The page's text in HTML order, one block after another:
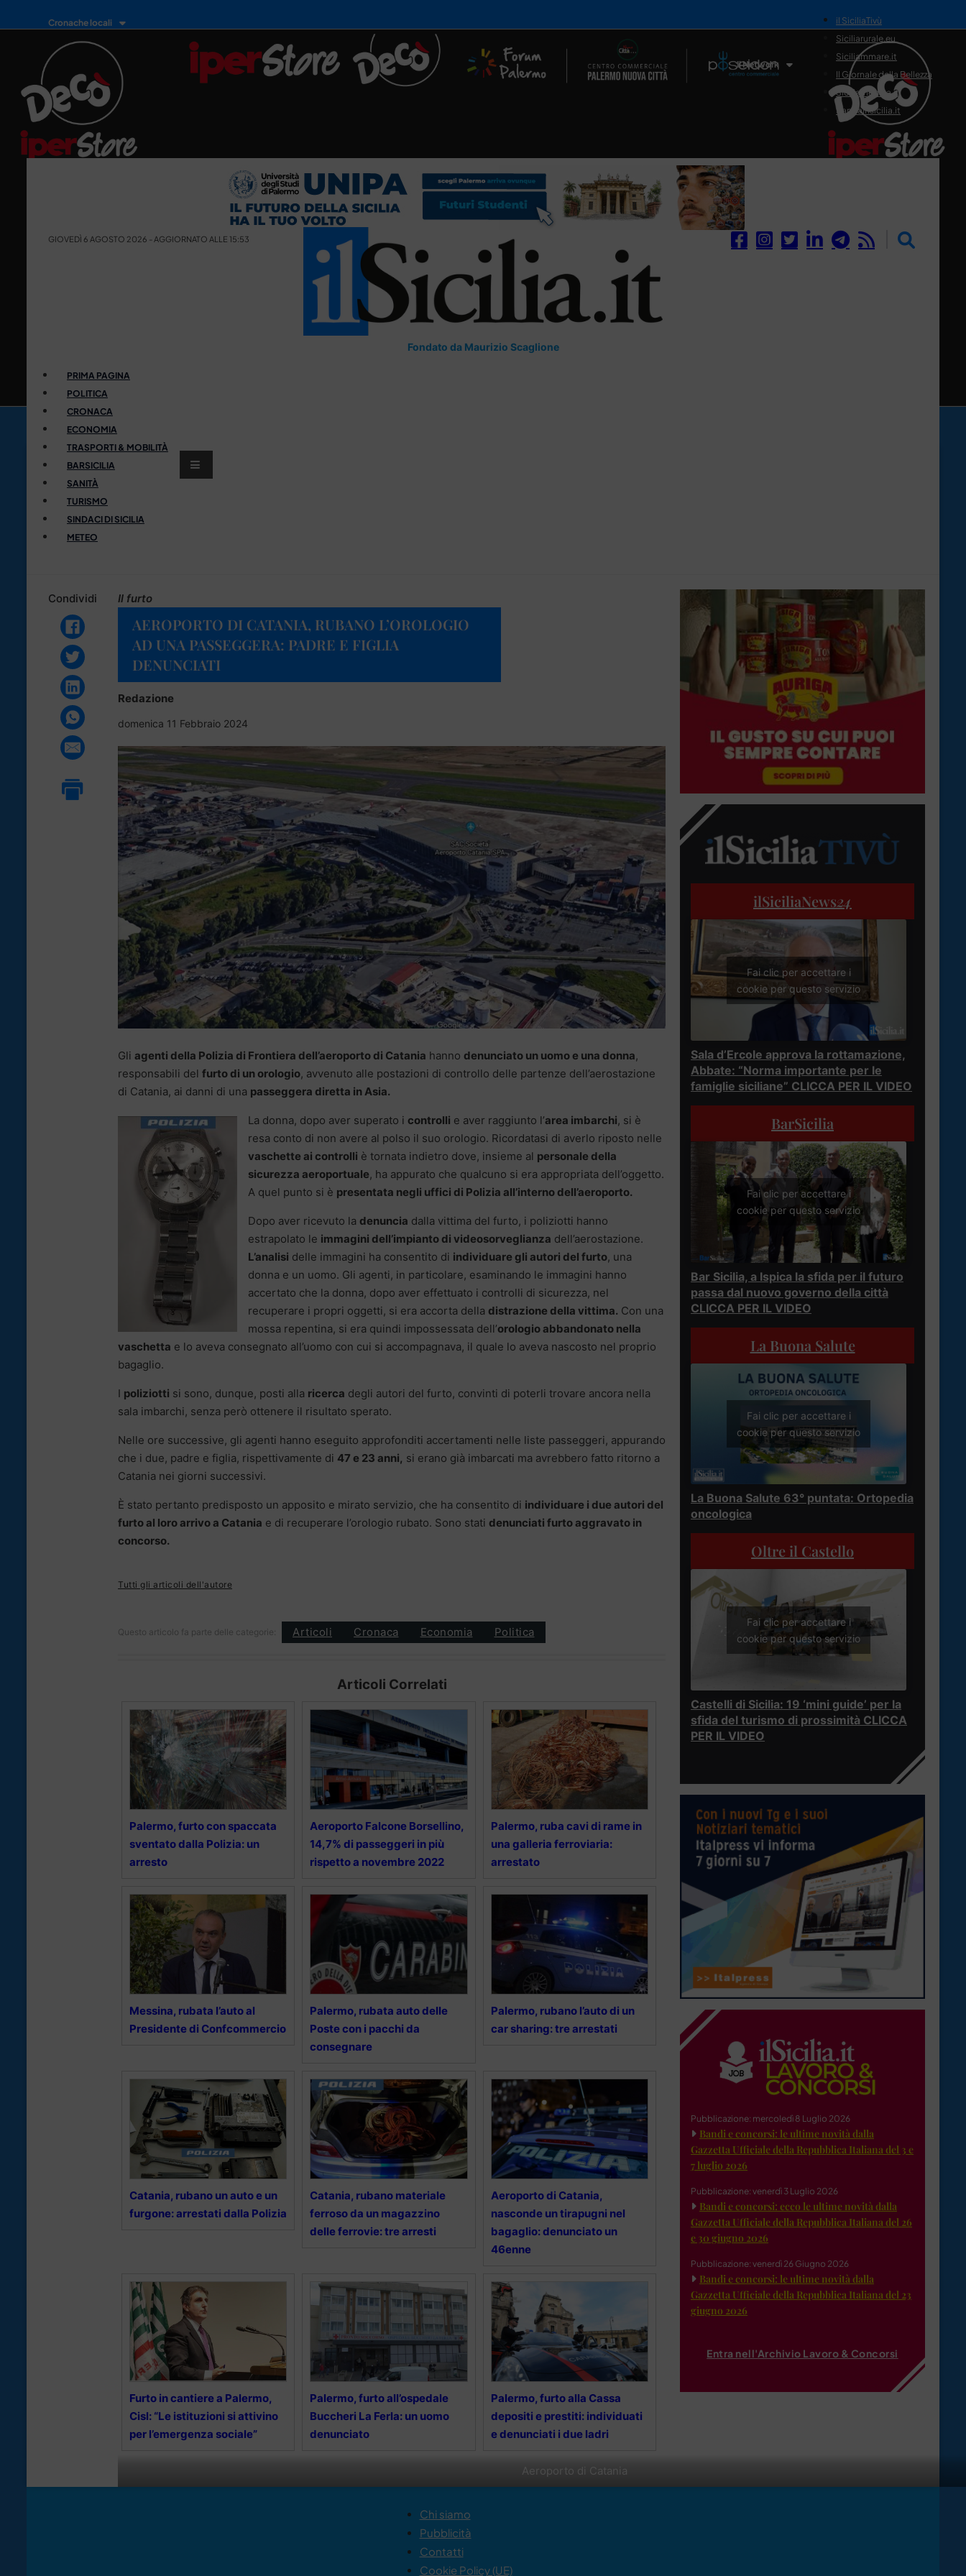
Cronache locali
Il Network
il SiciliaTivù
Siciliarurale.eu
Siciliammare.it
Il Giornale della Bellezza
Siciliamedica.it
Sanitainsicilia.it
GIOVEDÌ 6 AGOSTO 2026 - AGGIORNATO ALLE 15:53
Fondato da Maurizio Scaglione
PRIMA PAGINA
POLITICA
CRONACA
ECONOMIA
TRASPORTI & MOBILITÀ
BARSICILIA
SANITÀ
TURISMO
SINDACI DI SICILIA
METEO
Condividi Il furto
AEROPORTO DI CATANIA, RUBANO L’OROLOGIO
AD UNA PASSEGGERA: PADRE E FIGLIA
DENUNCIATI
Redazione
domenica 11 Febbraio 2024
Aeroporto di Catania
Gli agenti della Polizia di Frontiera dell’aeroporto di Catania hanno denunciato un uomo e una donna,
responsabili del furto di un orologio, avvenuto alle postazioni di controllo delle partenze dell’aerostazione
di Catania, ai danni di una passeggera diretta in Asia.
La donna, dopo aver superato i controlli e aver raggiunto l’area imbarchi, si è
resa conto di non avere al polso il suo orologio. Ricordatasi di averlo riposto nelle
vaschette ai controlli è tornata indietro dove, insieme al personale della
sicurezza aeroportuale, ha appurato che qualcuno si era appropriata dell’oggetto.
A quel punto si è presentata negli uffici di Polizia all’interno dell’aeroporto.
Dopo aver ricevuto la denuncia dalla vittima del furto, i poliziotti hanno
estrapolato le immagini dell’impianto di videosorveglianza dell’aerostazione.
L’analisi delle immagini ha consentito di individuare gli autori del furto, una
donna e un uomo. Gli agenti, in particolare, esaminando le immagini hanno
accertato che la donna, dopo aver effettuato i controlli di sicurezza, nel
recuperare i propri oggetti, si era accorta della distrazione della vittima. Con una
mossa repentina, si era quindi impossessata dell’orologio abbandonato nella
vaschetta e lo aveva consegnato all’uomo con cui si accompagnava, il quale lo aveva nascosto nel proprio
bagaglio.
I poliziotti si sono, dunque, posti alla ricerca degli autori del furto, convinti di poterli trovare ancora nella
sala imbarchi, senza però ottenere il risultato sperato.
Nelle ore successive, gli agenti hanno eseguito approfonditi accertamenti nelle liste passeggeri, appurando
che i due, padre e figlia, rispettivamente di 47 e 23 anni, si erano già imbarcati ma avrebbero fatto ritorno a
Catania nei giorni successivi.
È stato pertanto predisposto un apposito e mirato servizio, che ha consentito di individuare i due autori del
furto al loro arrivo a Catania e di recuperare l’orologio rubato. Sono stati denunciati furto aggravato in
concorso.
Tutti gli articoli dell'autore
Questo articolo fa parte delle categorie: Articoli Cronaca Economia Politica
Articoli Correlati
Palermo, furto con spaccata
sventato dalla Polizia: un
arresto
Aeroporto Falcone Borsellino,
14,7% di passeggeri in più
rispetto a novembre 2022
Palermo, ruba cavi di rame in
una galleria ferroviaria:
arrestato
Messina, rubata l’auto al
Presidente di Confcommercio
Palermo, rubata auto delle
Poste con i pacchi da
consegnare
Palermo, rubano l’auto di un
car sharing: tre arrestati
Catania, rubano un auto e un
furgone: arrestati dalla Polizia
Catania, rubano materiale
ferroso da un magazzino
delle ferrovie: tre arresti
Aeroporto di Catania,
nasconde un tirapugni nel
bagaglio: denunciato un
46enne
Furto in cantiere a Palermo,
Cisl: “Le istituzioni si attivino
per l’emergenza sociale”
Palermo, furto all’ospedale
Buccheri La Ferla: un uomo
denunciato
Palermo, furto alla Cassa
depositi e prestiti: individuati
e denunciati i due ladri
ilSiciliaNews24
Fai clic per accettare i
cookie per questo servizio
Sala d’Ercole approva la rottamazione,
Abbate: “Norma importante per le
famiglie siciliane” CLICCA PER IL VIDEO
BarSicilia
Fai clic per accettare i
cookie per questo servizio
Bar Sicilia, a Ispica la sfida per il futuro
passa dal nuovo governo della città
CLICCA PER IL VIDEO
La Buona Salute
Fai clic per accettare i
cookie per questo servizio
La Buona Salute 63° puntata: Ortopedia
oncologica
Oltre il Castello
Fai clic per accettare i
cookie per questo servizio
Castelli di Sicilia: 19 ‘mini guide’ per la
sfida del turismo di prossimità CLICCA
PER IL VIDEO
Pubblicazione: mercoledì 8 Luglio 2026
Bandi e concorsi: le ultime novità dalla
Gazzetta Ufficiale della Repubblica Italiana del 3 e
7 luglio 2026
Pubblicazione: venerdì 3 Luglio 2026
Bandi e concorsi: ecco le ultime novità dalla
Gazzetta Ufficiale della Repubblica Italiana del 26
e 30 giugno 2026
Pubblicazione: venerdì 26 Giugno 2026
Bandi e concorsi: le ultime novità dalla
Gazzetta Ufficiale della Repubblica Italiana del 23
giugno 2026
Entra nell'Archivio Lavoro & Concorsi
Chi siamo
Pubblicità
Contatti
Cookie Policy (UE)